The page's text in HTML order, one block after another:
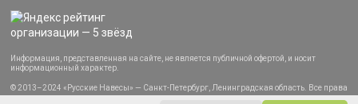
Информация, представленная на сайте, не является публичной офертой, и носит
информационный характер.
© 2013–2024 «Русские Навесы» — Санкт-Петербург, Ленинградская область. Все права
защищены.